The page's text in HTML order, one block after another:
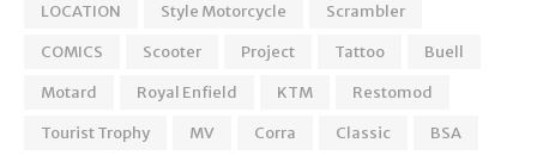
LOCATION
Style Motorcycle
Scrambler
COMICS
Scooter Project Tattoo
Buell
Motard
Royal Enfield KTM
Restomod
Tourist Trophy
MV Corra Classic
BSA